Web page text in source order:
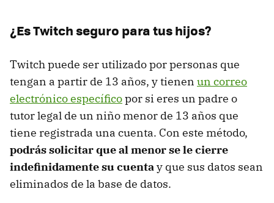
¿Es Twitch seguro para tus hijos?
Twitch puede ser utilizado por personas que
tengan a partir de 13 años, y tienen un correo
electrónico específicopor si eres un padre o
tutor legal de un niño menor de 13 años que
tiene registrada una cuenta. Con este método,
podrás solicitar que al menor se le cierre
indefinidamente su cuentay que sus datos sean
eliminados de la base de datos.